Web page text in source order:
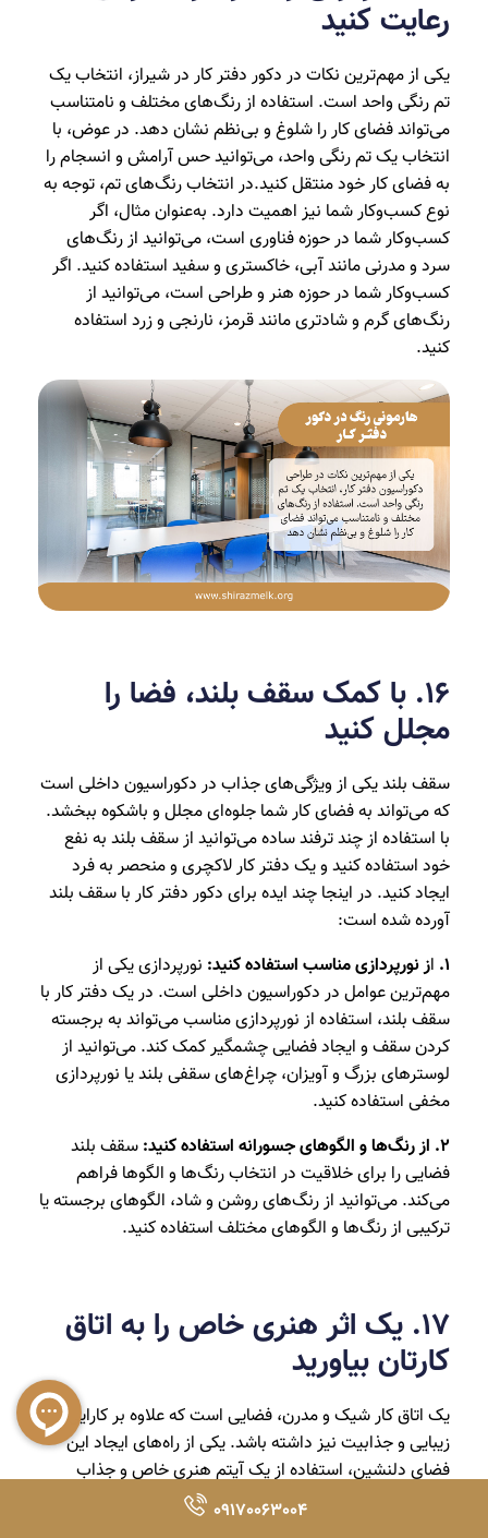
رعایت کنید
یکی از مهم‌ترین نکات در دکور دفتر کار در شیراز، انتخاب یک
تم رنگی واحد است. استفاده از رنگ‌های مختلف و نامتناسب
می‌تواند فضای کار را شلوغ و بی‌نظم نشان دهد. در عوض، با
انتخاب یک تم رنگی واحد، می‌توانید حس آرامش و انسجام را
به فضای کار خود منتقل کنید.در انتخاب رنگ‌های تم، توجه به
نوع کسب‌وکار شما نیز اهمیت دارد. به‌عنوان مثال، اگر
کسب‌وکار شما در حوزه فناوری است، می‌توانید از رنگ‌های
سرد و مدرنی مانند آبی، خاکستری و سفید استفاده کنید. اگر
کسب‌وکار شما در حوزه هنر و طراحی است، می‌توانید از
رنگ‌های گرم و شادتری مانند قرمز، نارنجی و زرد استفاده
کنید.
۱6. با کمک سقف بلند، فضا را
مجلل کنید
سقف بلند یکی از ویژگی‌های جذاب در دکوراسیون داخلی است
که می‌تواند به فضای کار شما جلوه‌ای مجلل و باشکوه ببخشد.
با استفاده از چند ترفند ساده می‌توانید از سقف بلند به نفع
خود استفاده کنید و یک دفتر کار لاکچری و منحصر به فرد
ایجاد کنید. در اینجا چند ایده برای دکور دفتر کار با سقف بلند
آورده شده است:
1. از نورپردازی مناسب استفاده کنید: نورپردازی یکی از
مهم‌ترین عوامل در دکوراسیون داخلی است. در یک دفتر کار با
سقف بلند، استفاده از نورپردازی مناسب می‌تواند به برجسته
کردن سقف و ایجاد فضایی چشمگیر کمک کند. می‌توانید از
لوسترهای بزرگ و آویزان، چراغ‌های سقفی بلند یا نورپردازی
مخفی استفاده کنید.
2. از رنگ‌ها و الگوهای جسورانه استفاده کنید:
سقف بلند
فضایی را برای خلاقیت در انتخاب رنگ‌ها و الگوها فراهم
می‌کند. می‌توانید از رنگ‌های روشن و شاد، الگوهای برجسته یا
ترکیبی از رنگ‌ها و الگوهای مختلف استفاده کنید.
۱7. یک اثر هنری خاص را به اتاق
کارتان بیاورید
یک اتاق کار شیک و مدرن، فضایی است که علاوه بر کارایی،
زیبایی و جذابیت نیز داشته باشد. یکی از راه‌های ایجاد این
فضای دلنشین، استفاده از یک آیتم هنری خاص و جذاب
است.یک اثر هنری زیبا می‌تواند به اتاق کار شما شخصیت و
09170063004